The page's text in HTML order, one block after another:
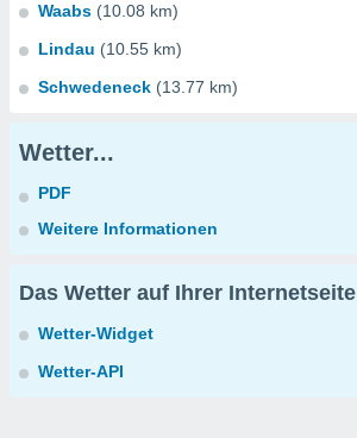
Waabs (10.08 km)
Lindau (10.55 km)
Schwedeneck (13.77 km)
Wetter...
PDF
Weitere Informationen
Das Wetter auf Ihrer Internetseite
Wetter-Widget
Wetter-API